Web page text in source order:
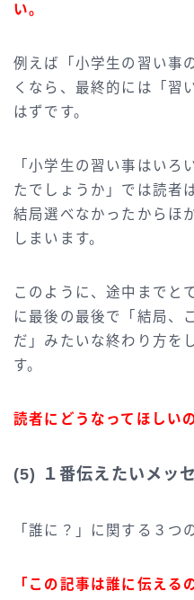
い。
例えば「小学生の習い事
くなら、最終的には「習
はずです。
「小学生の習い事はいろ
たでしょうか」では読者
結局選べなかったからほ
しまいます。
このように、途中までと
に最後の最後で「結局、
だ」みたいな終わり方を
す。
読者にどうなってほしい
(5) １番伝えたいメッ
「誰に？」に関する３つ
「この記事は誰に伝える